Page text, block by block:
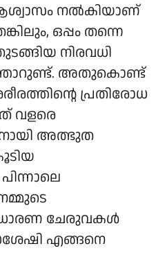
നൽകിയാണ്
ഒപ്പം തന്നെ
നിരവധി
അതുകൊണ്ട്
പ്രതിരോധ
വളരെ
അത്ഭുത
ചേരുവകൾ
എങ്ങനെ